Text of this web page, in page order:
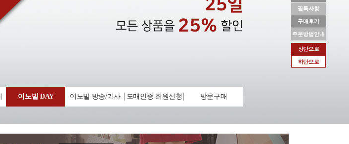
필독사항
구매후기
주문방법안내
상단으로
하단으로
이노빌 DAY 이노빌 방송/기사 도매인증 회원신청 방문구매